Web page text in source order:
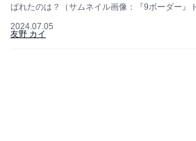
ばれたのは？（サムネイル画像：『9ボーダー』
2024.07.05
友野 カイ